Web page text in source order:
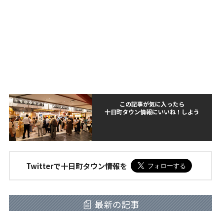
この記事が気に入ったら
十日町タウン情報にいいね！しよう
Twitterで十日町タウン情報を
最新の記事